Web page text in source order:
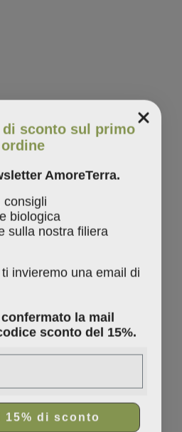
di sconto sul primo
ordine
AmoreTerra.
consigli
biologica
sulla nostra filiera
ti invieremo una email di
la mail
sconto del 15%.
di sconto